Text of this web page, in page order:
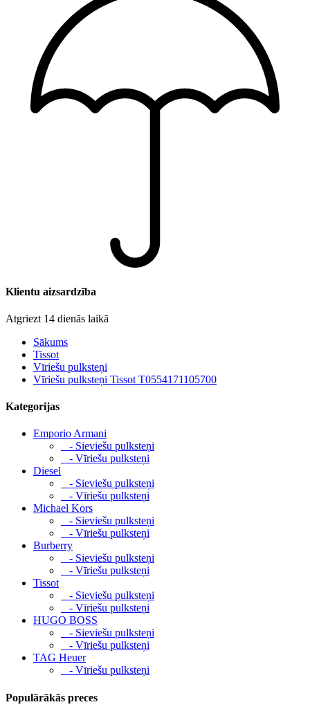
Klientu aizsardzība
Atgriezt 14 dienās laikā
Sākums
Tissot
Vīriešu pulksteņi
Vīriešu pulksteņi Tissot T0554171105700
Kategorijas
Emporio Armani
- Sieviešu pulksteņi
- Vīriešu pulksteņi
Diesel
- Sieviešu pulksteņi
- Vīriešu pulksteņi
Michael Kors
- Sieviešu pulksteņi
- Vīriešu pulksteņi
Burberry
- Sieviešu pulksteņi
- Vīriešu pulksteņi
Tissot
- Sieviešu pulksteņi
- Vīriešu pulksteņi
HUGO BOSS
- Sieviešu pulksteņi
- Vīriešu pulksteņi
TAG Heuer
- Vīriešu pulksteņi
Populārākās preces